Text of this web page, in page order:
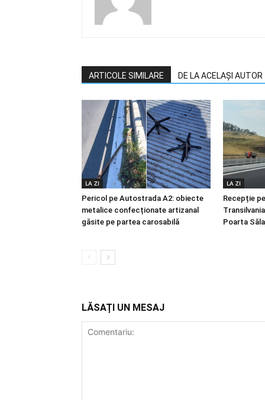
ARTICOLE SIMILARE DE LA ACELAȘI AUTOR
LA ZI
Pericol pe Autostrada A2: obiecte
metalice confecționate artizanal
găsite pe partea carosabilă
LA ZI
Recepție
Poarta
LĂSAȚI UN MESAJ